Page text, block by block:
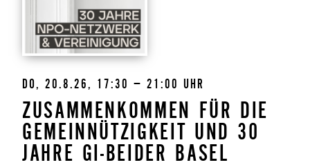
DO, 20.8.26, 17:30 – 21:00 UHR
ZUSAMMENKOMMEN FÜR DIE
GEMEINNÜTZIGKEIT UND 30
JAHRE GI-BEIDER BASEL